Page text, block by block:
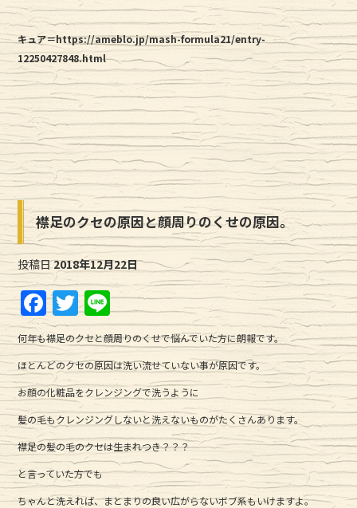
キュア＝https://ameblo.jp/mash-formula21/entry-
12250427848.html
襟足のクセの原因と顔周りのくせの原因。
投稿日2018年12月22日
F
a
c
e
b
o
o
k
T
w
it
te
r
Li
n
e
何年も襟足のクセと顔周りのくせで悩んでいた方に朗報です。
ほとんどのクセの原因は洗い流せていない事が原因です。
お顔の化粧品をクレンジングで洗うように
髪の毛もクレンジングしないと洗えないものがたくさんあります。
襟足の髪の毛のクセは生まれつき？？？
と言っていた方でも
ちゃんと洗えれば、まとまりの良い広がらないボブ系もいけますよ。